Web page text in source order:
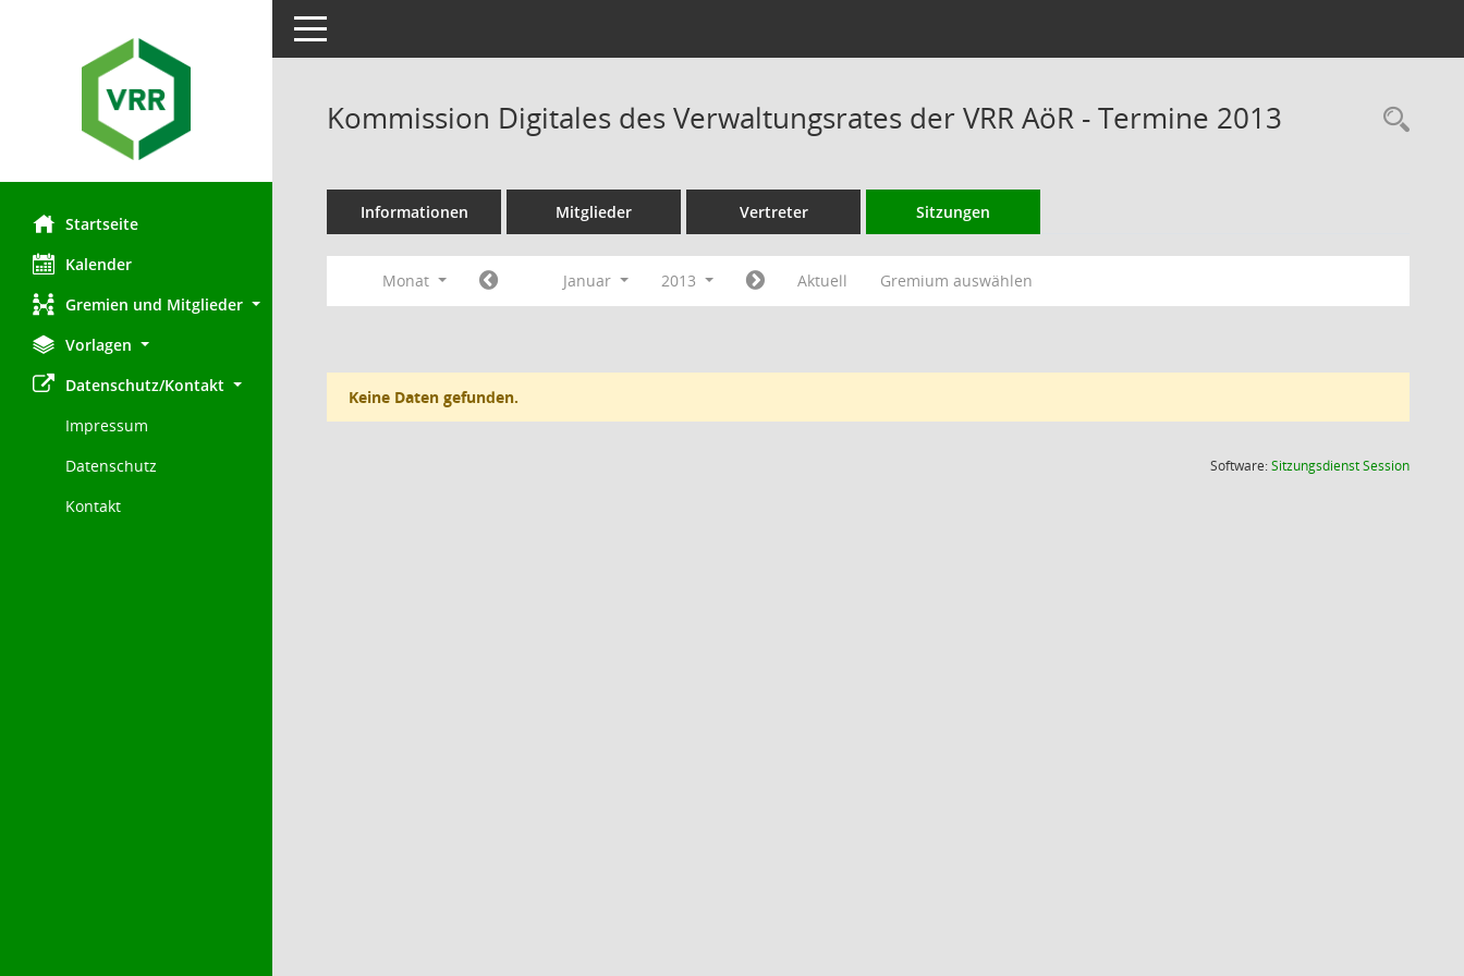
Startseite
Kalender
Gremien und Mitglieder
Vorlagen
Datenschutz/Kontakt
Impressum
Datenschutz
Kontakt
Toggle navigation
Kommission Digitales des Verwaltungsrates der VRR AöR - Termine 2013
Informationen Mitglieder Vertreter Sitzungen
Monat Januar 2013 Aktuell Gremium auswählen
Keine Daten gefunden.
Software:SitzungsdienstSession(Wird in